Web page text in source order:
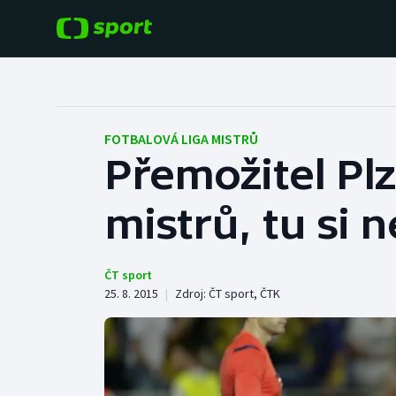
Hokej
Tenis
Cyklistika
Baseball a softbal
Basketbal
Boby a skeleton
Box
FOTBALOVÁ LIGA MISTRŮ
Přemožitel
mistrů, tu si
ČT sport
25. 8. 2015 | Zdroj: ČT sport, ČTK